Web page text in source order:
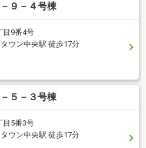
９－４号棟
目9番4号
ウン中央駅 徒歩17分
５－３号棟
目5番3号
ウン中央駅 徒歩17分